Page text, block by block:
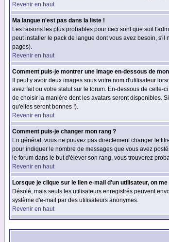
Revenir en haut
Ma langue n'est pas dans la liste !
Les raisons les plus probables pour ceci sont que soit
peut installer le pack de langue dont vous avez besoin,
pages).
Revenir en haut
Comment puis-je montrer une image en-dessous de
Il peut y avoir deux images sous votre nom d'utilisateur
avez fait ou votre statut sur le forum. En-dessous de
de choisir la manière dont les avatars seront disponibles.
qu'elles seront bonnes !).
Revenir en haut
Comment puis-je changer mon rang ?
En général, vous ne pouvez pas directement changer le
pour indiquer le nombre de messages que vous avez
le forum dans le but d'élever son rang, vous trouverez
Revenir en haut
Lorsque je clique sur le lien e-mail d'un utilisateur, on
Désolé, mais seuls les utilisateurs enregistrés peuvent
système d'e-mail par des utilisateurs anonymes.
Revenir en haut